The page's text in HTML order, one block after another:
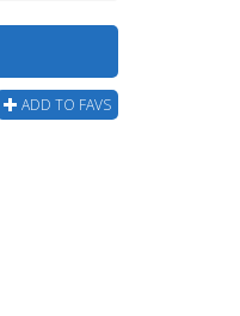
ADD TO FAVS